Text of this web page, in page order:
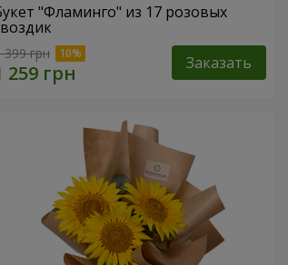
"Фламинго" из 17 розовых
399 грн Заказать